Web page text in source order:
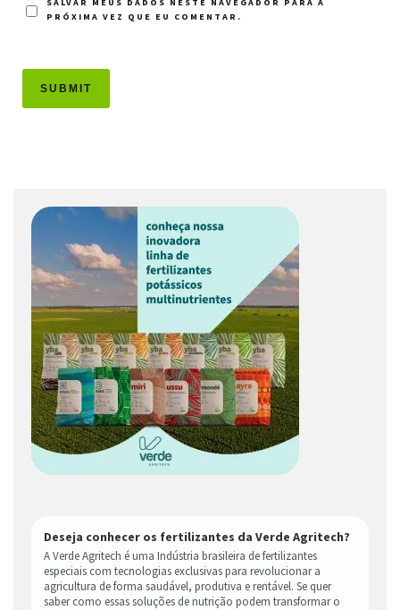
PRÓXIMA VEZ QUE EU COMENTAR.
Deseja conhecer os fertilizantes da Verde Agritech?
A Verde Agritech é uma Indústria brasileira de fertilizantes
especiais com tecnologias exclusivas para revolucionar a
agricultura de forma saudável, produtiva e rentável. Se quer
saber como essas soluções de nutrição podem transformar o